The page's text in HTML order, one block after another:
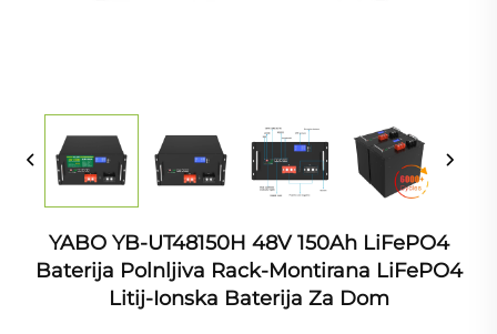
YABO YB-UT48150H 48V 150Ah LiFePO4
Baterija Polnljiva Rack-Montirana LiFePO4
Litij-Ionska Baterija Za Dom